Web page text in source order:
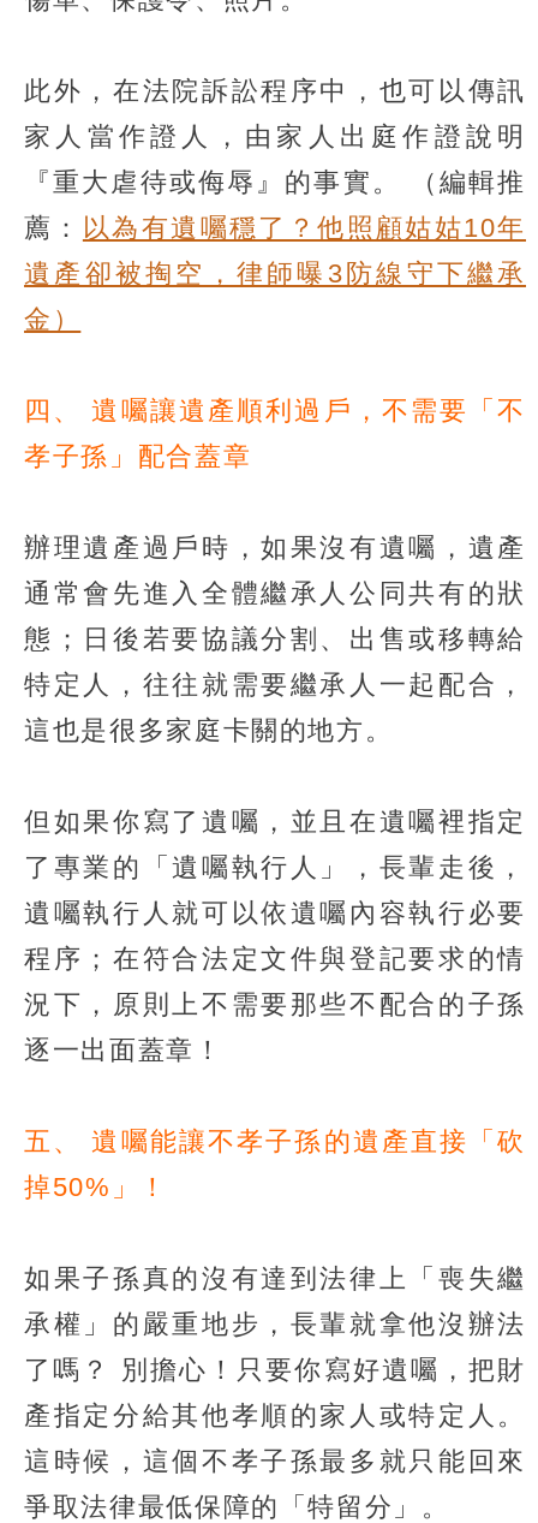
此外，在法院訴訟程序中，也可以傳訊
家人當作證人，由家人出庭作證說明
『重大虐待或侮辱』的事實。
（編輯推
薦： 以為有遺囑穩了？他照顧姑姑10年
遺產卻被掏空，律師曝3防線守下繼承
金）
四、 遺囑讓遺產順利過戶，不需要「不
孝子孫」配合蓋章
辦理遺產過戶時，如果沒有遺囑，遺產
通常會先進入全體繼承人公同共有的狀
態；日後若要協議分割、出售或移轉給
特定人，往往就需要繼承人一起配合，
這也是很多家庭卡關的地方。
但如果你寫了遺囑，並且在遺囑裡指定
了專業的「遺囑執行人」，長輩走後，
遺囑執行人就可以依遺囑內容執行必要
程序；在符合法定文件與登記要求的情
況下，原則上不需要那些不配合的子孫
逐一出面蓋章！
五、 遺囑能讓不孝子孫的遺產直接「砍
掉50%」！
如果子孫真的沒有達到法律上「喪失繼
承權」的嚴重地步，長輩就拿他沒辦法
了嗎？ 別擔心！只要你寫好遺囑，把財
產指定分給其他孝順的家人或特定人。
這時候，這個不孝子孫最多就只能回來
爭取法律最低保障的「特留分」。